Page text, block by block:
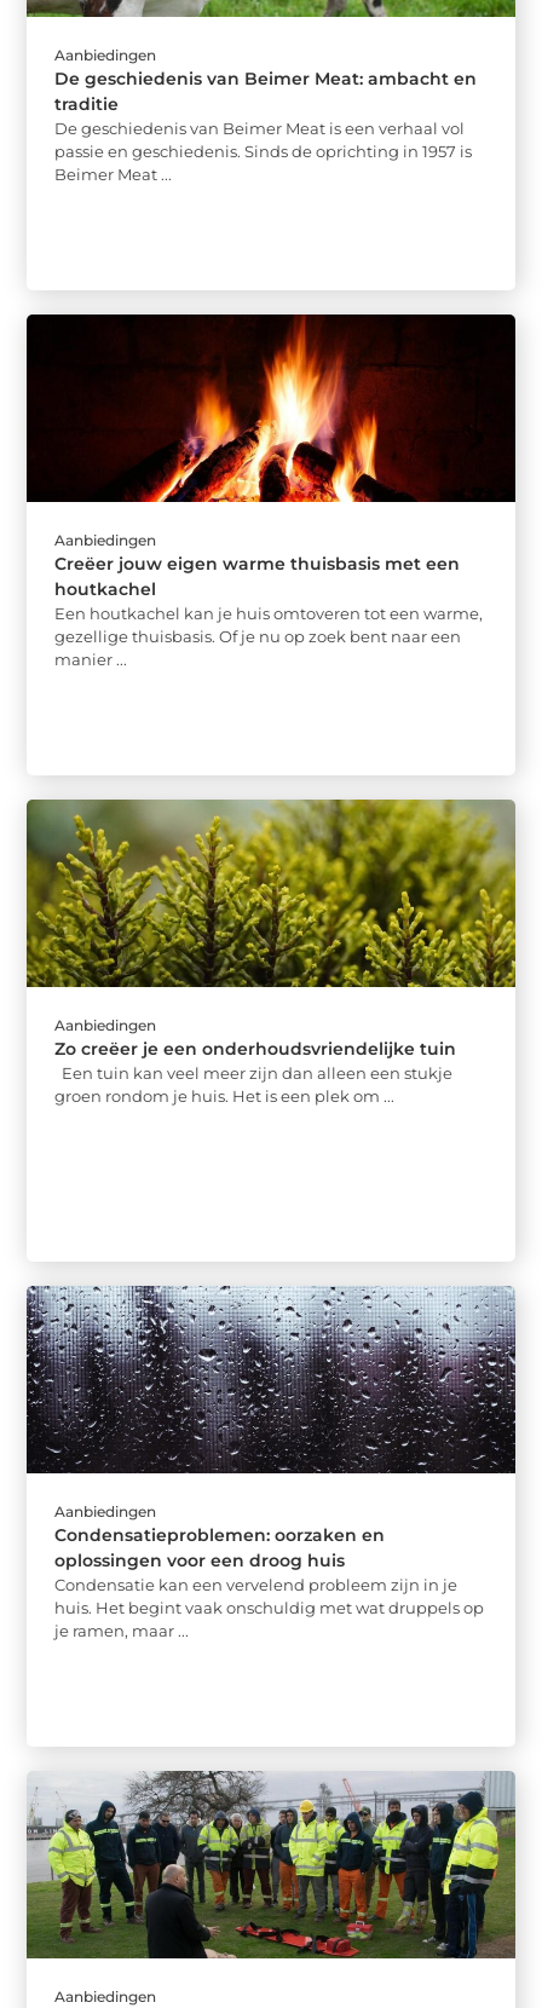
Aanbiedingen
De geschiedenis van Beimer Meat: ambacht en
traditie
De geschiedenis van Beimer Meat is een verhaal vol
passie en geschiedenis. Sinds de oprichting in 1957 is
Beimer Meat ...
Aanbiedingen
Creëer jouw eigen warme thuisbasis met een
houtkachel
Een houtkachel kan je huis omtoveren tot een warme,
gezellige thuisbasis. Of je nu op zoek bent naar een
manier ...
Aanbiedingen
Zo creëer je een onderhoudsvriendelijke tuin
Een tuin kan veel meer zijn dan alleen een stukje
groen rondom je huis. Het is een plek om ...
Aanbiedingen
Condensatieproblemen: oorzaken en
oplossingen voor een droog huis
Condensatie kan een vervelend probleem zijn in je
huis. Het begint vaak onschuldig met wat druppels op
je ramen, maar ...
Aanbiedingen